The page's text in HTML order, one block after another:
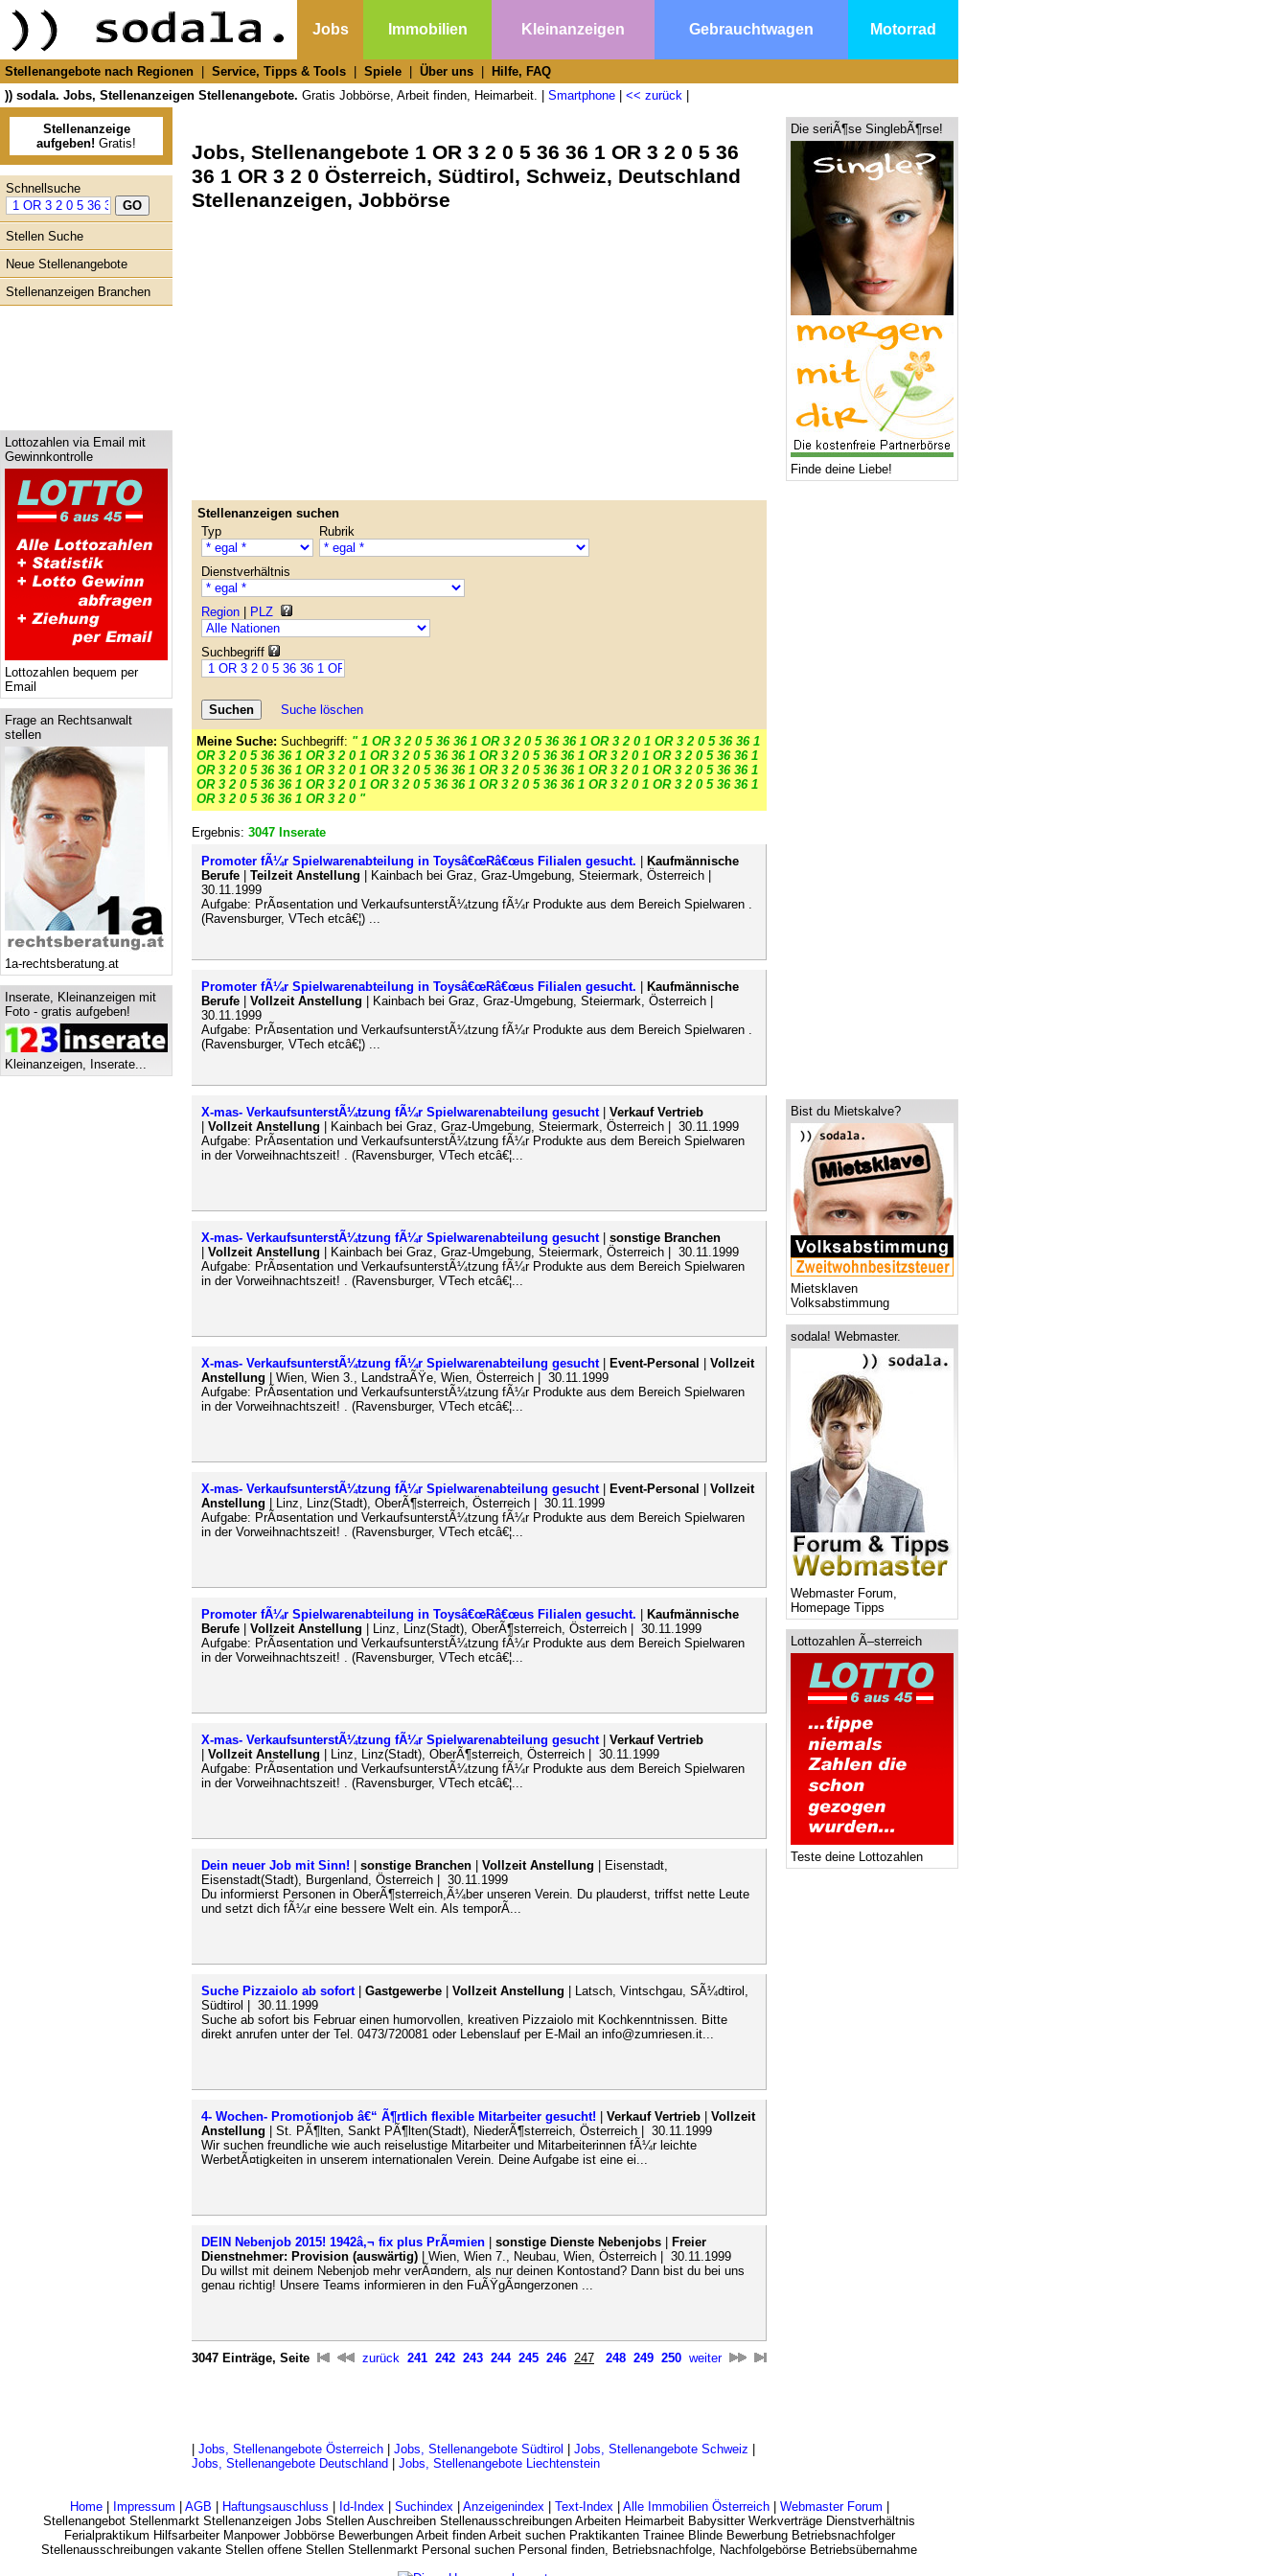
Jobs Immobilien Kleinanzeigen Gebrauchtwagen Motorrad
Stellenangebote nach Regionen Service, Tipps & Tools Spiele Über uns
Hilfe, FAQ
)) sodala. Jobs, Stellenanzeigen Stellenangebote. Gratis Jobbörse, Arbeit finden, Heimarbeit. | Smartphone << zurück
Stellenanzeige
aufgeben! Gratis!
Schnellsuche
Stellen Suche
Neue Stellenangebote
Stellenanzeigen Branchen
Lottozahlen via Email mit
Gewinnkontrolle
Lottozahlen bequem per
Email
Frage an Rechtsanwalt
stellen
1a-rechtsberatung.at
Inserate, Kleinanzeigen mit
Foto - gratis aufgeben!
Kleinanzeigen, Inserate...
Jobs, Stellenangebote 1 OR 3 2 0 5 36 36 1 OR 3 2 0 5 36
36 1 OR 3 2 0 Österreich, Südtirol, Schweiz, Deutschland
Stellenanzeigen, Jobbörse
Stellenanzeigen suchen
Typ
Rubrik
Dienstverhältnis
Region PLZ
Suchbegriff
Suche löschen
Meine Suche: Suchbegriff: " 1 OR 3 2 0 5 36 36 1 OR 3 2 0 5 36 36 1 OR 3 2 0 1 OR 3 2 0 5 36 36 1
OR 3 2 0 5 36 36 1 OR 3 2 0 1 OR 3 2 0 5 36 36 1 OR 3 2 0 5 36 36 1 OR 3 2 0 1 OR 3 2 0 5 36 36 1
OR 3 2 0 5 36 36 1 OR 3 2 0 1 OR 3 2 0 5 36 36 1 OR 3 2 0 5 36 36 1 OR 3 2 0 1 OR 3 2 0 5 36 36 1
OR 3 2 0 5 36 36 1 OR 3 2 0 1 OR 3 2 0 5 36 36 1 OR 3 2 0 5 36 36 1 OR 3 2 0 1 OR 3 2 0 5 36 36 1
OR 3 2 0 5 36 36 1 OR 3 2 0 "
Ergebnis: 3047 Inserate
Promoter fÃ¼r Spielwarenabteilung in Toysâ€œRâ€œus Filialen gesucht.
Kaufmännische
Berufe
Teilzeit Anstellung | Kainbach bei Graz, Graz-Umgebung, Steiermark, Österreich |
30.11.1999
Aufgabe: PrÃ¤sentation und VerkaufsunterstÃ¼tzung fÃ¼r Produkte aus dem Bereich Spielwaren .
(Ravensburger, VTech etcâ€¦) ...
Promoter fÃ¼r Spielwarenabteilung in Toysâ€œRâ€œus Filialen gesucht.
Kaufmännische
Berufe
Vollzeit Anstellung | Kainbach bei Graz, Graz-Umgebung, Steiermark, Österreich |
30.11.1999
Aufgabe: PrÃ¤sentation und VerkaufsunterstÃ¼tzung fÃ¼r Produkte aus dem Bereich Spielwaren .
(Ravensburger, VTech etcâ€¦) ...
X-mas- VerkaufsunterstÃ¼tzung fÃ¼r Spielwarenabteilung gesucht| Verkauf Vertrieb
Vollzeit Anstellung | Kainbach bei Graz, Graz-Umgebung, Steiermark, Österreich | 30.11.1999
Aufgabe: PrÃ¤sentation und VerkaufsunterstÃ¼tzung fÃ¼r Produkte aus dem Bereich Spielwaren
in der Vorweihnachtszeit! . (Ravensburger, VTech etcâ€¦...
X-mas- VerkaufsunterstÃ¼tzung fÃ¼r Spielwarenabteilung gesucht| sonstige Branchen
Vollzeit Anstellung | Kainbach bei Graz, Graz-Umgebung, Steiermark, Österreich | 30.11.1999
Aufgabe: PrÃ¤sentation und VerkaufsunterstÃ¼tzung fÃ¼r Produkte aus dem Bereich Spielwaren
in der Vorweihnachtszeit! . (Ravensburger, VTech etcâ€¦...
X-mas- VerkaufsunterstÃ¼tzung fÃ¼r Spielwarenabteilung gesucht| Event-Personal
Vollzeit
Anstellung | Wien, Wien 3., LandstraÃŸe, Wien, Österreich | 30.11.1999
Aufgabe: PrÃ¤sentation und VerkaufsunterstÃ¼tzung fÃ¼r Produkte aus dem Bereich Spielwaren
in der Vorweihnachtszeit! . (Ravensburger, VTech etcâ€¦...
X-mas- VerkaufsunterstÃ¼tzung fÃ¼r Spielwarenabteilung gesucht| Event-Personal
Vollzeit
Anstellung | Linz, Linz(Stadt), OberÃ¶sterreich, Österreich | 30.11.1999
Aufgabe: PrÃ¤sentation und VerkaufsunterstÃ¼tzung fÃ¼r Produkte aus dem Bereich Spielwaren
in der Vorweihnachtszeit! . (Ravensburger, VTech etcâ€¦...
Promoter fÃ¼r Spielwarenabteilung in Toysâ€œRâ€œus Filialen gesucht.
Kaufmännische
Berufe
Vollzeit Anstellung | Linz, Linz(Stadt), OberÃ¶sterreich, Österreich | 30.11.1999
Aufgabe: PrÃ¤sentation und VerkaufsunterstÃ¼tzung fÃ¼r Produkte aus dem Bereich Spielwaren
in der Vorweihnachtszeit! . (Ravensburger, VTech etcâ€¦...
X-mas- VerkaufsunterstÃ¼tzung fÃ¼r Spielwarenabteilung gesucht| Verkauf Vertrieb
Vollzeit Anstellung | Linz, Linz(Stadt), OberÃ¶sterreich, Österreich | 30.11.1999
Aufgabe: PrÃ¤sentation und VerkaufsunterstÃ¼tzung fÃ¼r Produkte aus dem Bereich Spielwaren
in der Vorweihnachtszeit! . (Ravensburger, VTech etcâ€¦...
Dein neuer Job mit Sinn! sonstige Branchen Vollzeit Anstellung | Eisenstadt,
Eisenstadt(Stadt), Burgenland, Österreich | 30.11.1999
Du informierst Personen in OberÃ¶sterreich,Ã¼ber unseren Verein. Du plauderst, triffst nette Leute
und setzt dich fÃ¼r eine bessere Welt ein. Als temporÃ...
Suche Pizzaiolo ab sofort| Gastgewerbe Vollzeit Anstellung | Latsch, Vintschgau, SÃ¼dtirol,
Südtirol | 30.11.1999
Suche ab sofort bis Februar einen humorvollen, kreativen Pizzaiolo mit Kochkenntnissen. Bitte
direkt anrufen unter der Tel. 0473/720081 oder Lebenslauf per E-Mail an info@zumriesen.it...
4- Wochen- Promotionjob â€“ Ã¶rtlich flexible Mitarbeiter gesucht! Verkauf Vertrieb
Vollzeit
Anstellung | St. PÃ¶lten, Sankt PÃ¶lten(Stadt), NiederÃ¶sterreich, Österreich | 30.11.1999
Wir suchen freundliche wie auch reiselustige Mitarbeiter und Mitarbeiterinnen fÃ¼r leichte
WerbetÃ¤tigkeiten in unserem internationalen Verein. Deine Aufgabe ist eine ei...
DEIN Nebenjob 2015! 1942â‚¬ fix plus PrÃ¤mien sonstige Dienste Nebenjobs
Freier
Dienstnehmer: Provision (auswärtig) | Wien, Wien 7., Neubau, Wien, Österreich | 30.11.1999
Du willst mit deinem Nebenjob mehr verÃ¤ndern, als nur deinen Kontostand? Dann bist du bei uns
genau richtig! Unsere Teams informieren in den FuÃŸgÃ¤ngerzonen ...
3047 Einträge, Seite zurück 241 242 243 244 245 246 247 248 249 250 weiter
Jobs, Stellenangebote Österreich Jobs, Stellenangebote Südtirol Jobs, Stellenangebote Schweiz
Jobs, Stellenangebote Deutschland
Jobs, Stellenangebote Liechtenstein
Die seriÃ¶se SinglebÃ¶rse!
Finde deine Liebe!
Bist du Mietskalve?
Mietsklaven
Volksabstimmung
sodala! Webmaster.
Webmaster Forum,
Homepage Tipps
Lottozahlen Ã–sterreich
Teste deine Lottozahlen
Home| Impressum AGB Haftungsauschluss Id-Index| Suchindex| Anzeigenindex| Text-Index| Alle Immobilien Österreich| Webmaster Forum
Stellenangebot Stellenmarkt Stellenanzeigen Jobs Stellen Auschreiben Stellenausschreibungen Arbeiten Heimarbeit Babysitter Werkverträge Dienstverhältnis
Ferialpraktikum Hilfsarbeiter Manpower Jobbörse Bewerbungen Arbeit finden Arbeit suchen Praktikanten Trainee Blinde Bewerbung Betriebsnachfolger
Stellenausschreibungen vakante Stellen offene Stellen Stellenmarkt Personal suchen Personal finden, Betriebsnachfolge, Nachfolgebörse Betriebsübernahme